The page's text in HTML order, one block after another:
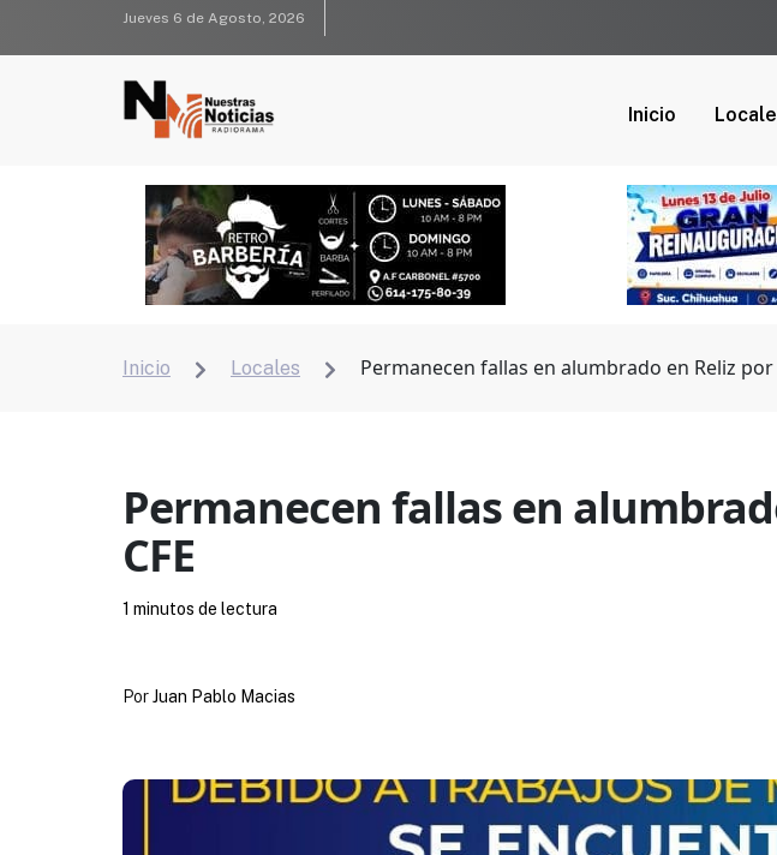
Jueves 6 de Agosto, 2026
Inicio
Inicio  Locales  Permanecen fallas en alumbrado en Reliz
Permanecen fallas en
CFE
PorJuan Pablo Macias
1 minutos de lectura